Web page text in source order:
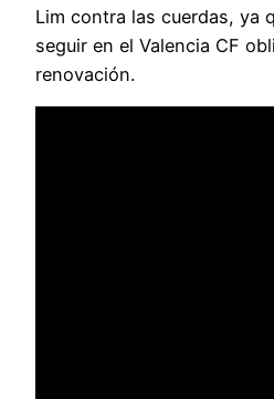
Lim contra las cuerdas, ya
seguir en el Valencia CF
renovación.